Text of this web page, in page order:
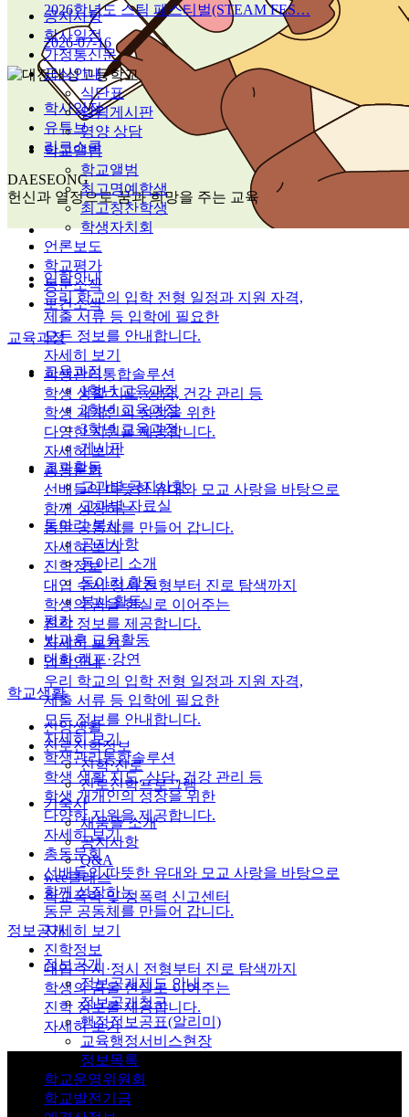
공지사항
학사일정
가정통신문
급식안내
식단표
알림게시판
영양 상담
학교앨범
학교앨범
최고명예학생
최고칭찬학생
학생자치회
언론보도
학교평가
동문소식
보건소식
교육과정
교육과정
1학년 교육과정
2학년 교육과정
3학년 교육과정
게시판
교과활동
교과별 공지사항
교과별 자료실
동아리·봉사
공지사항
동아리 소개
동아리 활동
봉사 활동
평가
방과후 교육활동
대회·캠프·강연
학교생활
신앙생활
진로진학정보
진학·진로
진로진학프로그램
기숙사
채움뜰 소개
공지사항
Q&A
wee클래스
학교폭력 및 성폭력 신고센터
정보공개
정보공개
정보공개제도 안내
정보공개청구
행정정보공표(알리미)
교육행정서비스현장
정보목록
학교운영위원회
학교발전기금
2026학년도 스팀 페스티벌(STEAM FES…
2026-07-16
학사일정
유튜브
리로스쿨
DAESEONG
헌신과 열정으로 꿈과 희망을 주는 교육
입학안내
우리 학교의 입학 전형 일정과 지원 자격,
제출 서류 등 입학에 필요한
모든 정보를 안내합니다.
자세히 보기
학생관리통합솔루션
학생 생활 지도, 상담, 건강 관리 등
학생 개개인의 성장을 위한
다양한 지원을 제공합니다.
자세히 보기
총동문회
선배들의 따뜻한 유대와 모교 사랑을 바탕으로
함께 성장하는
동문 공동체를 만들어 갑니다.
자세히 보기
진학정보
대입 수시·정시 전형부터 진로 탐색까지
학생의 꿈을 현실로 이어주는
진학 정보를 제공합니다.
자세히 보기
입학안내
우리 학교의 입학 전형 일정과 지원 자격,
제출 서류 등 입학에 필요한
모든 정보를 안내합니다.
자세히 보기
학생관리통합솔루션
학생 생활 지도, 상담, 건강 관리 등
학생 개개인의 성장을 위한
다양한 지원을 제공합니다.
자세히 보기
총동문회
선배들의 따뜻한 유대와 모교 사랑을 바탕으로
함께 성장하는
동문 공동체를 만들어 갑니다.
자세히 보기
진학정보
대입 수시·정시 전형부터 진로 탐색까지
학생의 꿈을 현실로 이어주는
진학 정보를 제공합니다.
자세히 보기